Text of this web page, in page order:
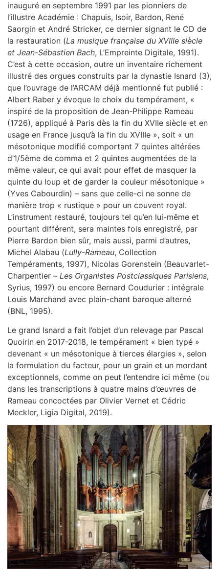
inauguré en septembre 1991 par les pionniers de
l’illustre Académie : Chapuis, Isoir, Bardon, René
Saorgin et André Stricker, ce dernier signant le CD de
la restauration (La musique française du XVIIIe siècle
et Jean-Sébastien Bach, L’Empreinte Digitale, 1991).
C’est à cette occasion, outre un inventaire richement
illustré des orgues construits par la dynastie Isnard (3),
que l’ouvrage de l’ARCAM déjà mentionné fut publié :
Albert Raber y évoque le choix du tempérament, «
inspiré de la proposition de Jean-Philippe Rameau
(1726), appliqué à Paris dès la fin du XVIIe siècle et en
usage en France jusqu’à la fin du XVIIIe », soit « un
mésotonique modifié comportant 7 quintes altérées
d’1/5ème de comma et 2 quintes augmentées de la
même valeur, ce qui avait pour effet de masquer la
quinte du loup et de garder la couleur mésotonique »
(Yves Cabourdin) – sans que celle-ci ne sonne de
manière trop « rustique » pour un couvent royal.
L’instrument restauré, toujours tel qu’en lui-même et
pourtant différent, sera maintes fois enregistré, par
Pierre Bardon bien sûr, mais aussi, parmi d’autres,
Michel Alabau (Lully-Rameau, Collection
Tempéraments, 1997), Nicolas Gorenstein (Beauvarlet-
Charpentier – Les Organistes Postclassiques Parisiens,
Syrius, 1997) ou encore Bernard Coudurier : intégrale
Louis Marchand avec plain-chant baroque alterné
(BNL, 1995).
Le grand Isnard a fait l’objet d’un relevage par Pascal
Quoirin en 2017-2018, le tempérament « bien typé »
devenant « un mésotonique à tierces élargies », selon
la formulation du facteur, pour un grain et un mordant
exceptionnels, comme on peut l’entendre ici même (ou
dans les transcriptions à quatre mains d’œuvres de
Rameau concoctées par Olivier Vernet et Cédric
Meckler, Ligia Digital, 2019).